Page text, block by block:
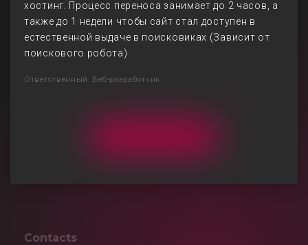
хостинг. Процесс переноса занимает до 2 часов, а
также до 1 недели чтобы сайт стал доступен в
естественной выдаче в поисковиках (Зависит от
поискового робота).
Ответственный: Веб-разработчик
Contacts